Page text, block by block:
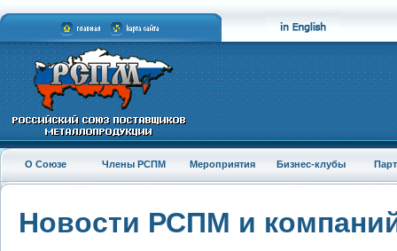
О Союзе Члены РСПМ Мероприятия Бизнес-клубы
Новости РСПМ и